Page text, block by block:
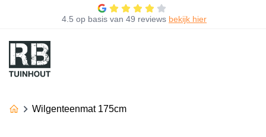
4.5 op basis van 49 reviews bekijk hier
Wilgenteenmat 175cm